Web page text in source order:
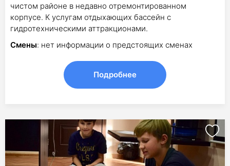
чистом районе в недавно отремонтированном
корпусе. К услугам отдыхающих бассейн с
гидротехническими аттракционами.
Смены: нет информации о предстоящих сменах
Подробнее